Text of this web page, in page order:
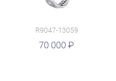
R9047-13059
70 000